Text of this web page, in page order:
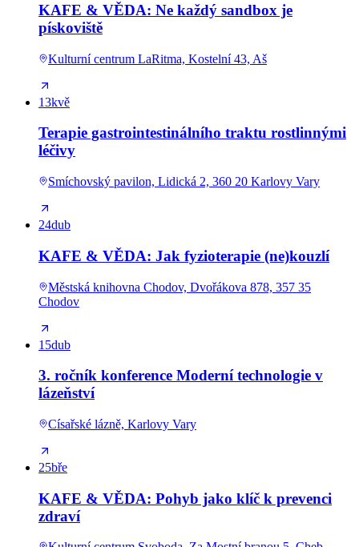
KAFE & VĚDA: Ne každý sandbox je
pískoviště
Kulturní centrum LaRitma, Kostelní 43, Aš
13kvě
Terapie gastrointestinálního traktu rostlinnými
léčivy
Smíchovský pavilon, Lidická 2, 360 20 Karlovy Vary
24dub
KAFE & VĚDA: Jak fyzioterapie (ne)kouzlí
Městská knihovna Chodov, Dvořákova 878, 357 35
Chodov
15dub
3. ročník konference Moderní technologie v
lázeňství
Císařské lázně, Karlovy Vary
25bře
KAFE & VĚDA: Pohyb jako klíč k prevenci
zdraví